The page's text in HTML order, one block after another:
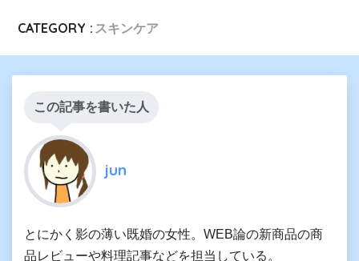
CATEGORY : スキンケア
この記事を書いた人
jun
とにかく影の薄い既婚の女性。WEB論の新商品の商
品レビューや料理記事などを担当している。